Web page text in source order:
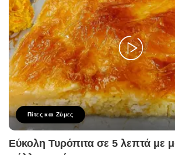
Πίτες και Ζύμες
Εύκολη Τυρόπιτα σε 5 λεπτά με